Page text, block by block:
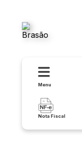
Menu
Nota Fiscal